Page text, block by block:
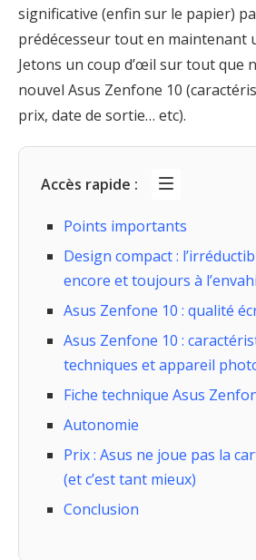
significative (enfin sur le papier)
prédécesseur tout en maintenant
Jetons un coup d’œil sur tout que
nouvel Asus Zenfone 10
prix, date de sortie… etc).
Accès rapide :
Points importants
Design compact :
encore et toujours à
Asus Zenfone 10 : qualité
Asus Zenfone 10 :
techniques et appareil
Fiche technique Asus
Autonomie
Prix : Asus ne joue pas la
(et c’est tant mieux)
Conclusion